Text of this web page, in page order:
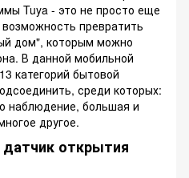
Tuya - это не просто еще
превратить
дом", которым можно
В данной мобильной
категорий бытовой
среди которых:
наблюдение, большая и
другое.
открытия